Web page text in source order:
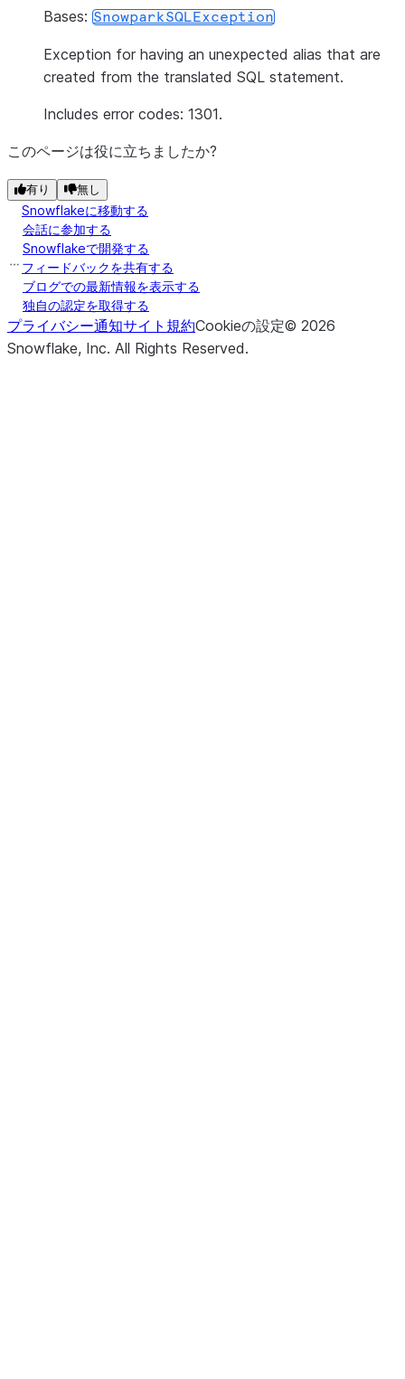
Bases: SnowparkSQLException
Exception for having an unexpected alias that are
created from the translated SQL statement.
Includes error codes: 1301.
このページは役に立ちましたか?
有り 無し
Snowflakeに移動する
会話に参加する
Snowflakeで開発する
フィードバックを共有する
ブログでの最新情報を表示する
独自の認定を取得する
プライバシー通知サイト規約Cookieの設定© 2026
Snowflake, Inc. All Rights Reserved.